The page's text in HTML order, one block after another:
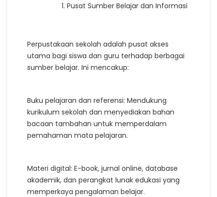
Pusat Sumber Belajar dan Informasi
Perpustakaan sekolah adalah pusat akses
utama bagi siswa dan guru terhadap berbagai
sumber belajar. Ini mencakup:
Buku pelajaran dan referensi: Mendukung
kurikulum sekolah dan menyediakan bahan
bacaan tambahan untuk memperdalam
pemahaman mata pelajaran.
Materi digital: E-book, jurnal online, database
akademik, dan perangkat lunak edukasi yang
memperkaya pengalaman belajar.